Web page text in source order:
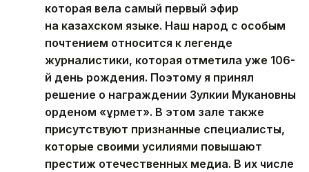
которая вела самый первый эфир
на казахском языке. Наш народ с особым
почтением относится к легенде
журналистики, которая отметила уже 106-
й день рождения. Поэтому я принял
решение о награждении Зулкии Мукановны
орденом «Құрмет». В этом зале также
присутствуют признанные специалисты,
которые своими усилиями повышают
престиж отечественных медиа. В их числе